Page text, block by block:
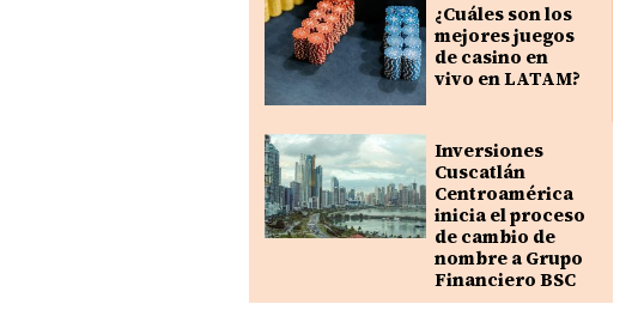
¿Cuáles son los
mejores juegos
de casino en
vivo en LATAM?
Inversiones
Cuscatlán
Centroamérica
inicia el proceso
de cambio de
nombre a Grupo
Financiero BSC